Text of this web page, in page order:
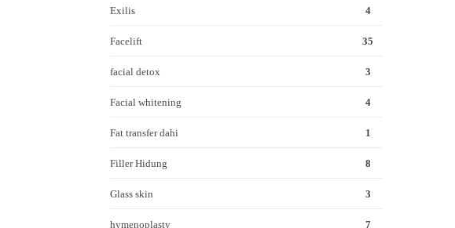
Exilis 4
Facelift 35
facial detox 3
Facial whitening 4
Fat transfer dahi 1
Filler Hidung 8
Glass skin 3
hymenoplasty 7